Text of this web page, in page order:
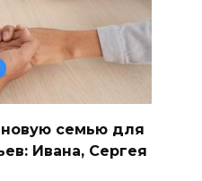
семью для
Ивана, Сергея